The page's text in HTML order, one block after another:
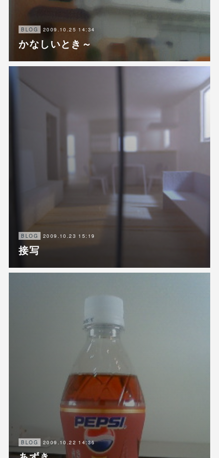
BLOG 2009.10.25 14:34
かなしいとき～
BLOG 2009.10.23 15:19
接写
BLOG 2009.10.22 14:36